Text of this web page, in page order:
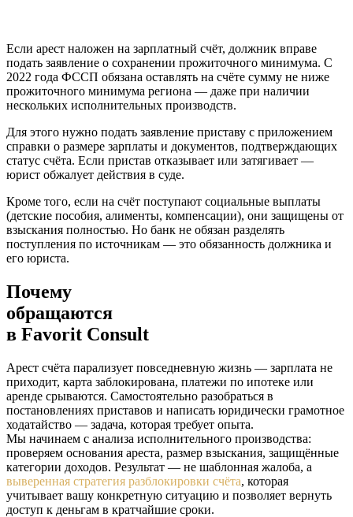
Если арест наложен на зарплатный счёт, должник вправе
подать заявление о сохранении прожиточного минимума. С
2022 года ФССП обязана оставлять на счёте сумму не ниже
прожиточного минимума региона — даже при наличии
нескольких исполнительных производств.
Для этого нужно подать заявление приставу с приложением
справки о размере зарплаты и документов, подтверждающих
статус счёта. Если пристав отказывает или затягивает —
юрист обжалует действия в суде.
Кроме того, если на счёт поступают социальные выплаты
(детские пособия, алименты, компенсации), они защищены от
взыскания полностью. Но банк не обязан разделять
поступления по источникам — это обязанность должника и
его юриста.
Почему
обращаются
в Favorit Consult
Арест счёта парализует повседневную жизнь — зарплата не
приходит, карта заблокирована, платежи по ипотеке или
аренде срываются. Самостоятельно разобраться в
постановлениях приставов и написать юридически грамотное
ходатайство — задача, которая требует опыта.
Мы начинаем с анализа исполнительного производства:
проверяем основания ареста, размер взыскания, защищённые
категории доходов. Результат — не шаблонная жалоба, а
выверенная стратегия разблокировки счёта, которая
учитывает вашу конкретную ситуацию и позволяет вернуть
доступ к деньгам в кратчайшие сроки.